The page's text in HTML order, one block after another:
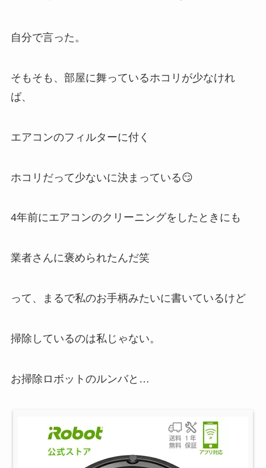
自分で言った。
そもそも、部屋に舞っているホコリが少なけれ
ば、
エアコンのフィルターに付く
ホコリだって少ないに決まっている😏
4年前にエアコンのクリーニングをしたときにも
業者さんに褒められたんだ笑
って、まるで私のお手柄みたいに書いているけど
掃除しているのは私じゃない。
お掃除ロボットのルンバと…